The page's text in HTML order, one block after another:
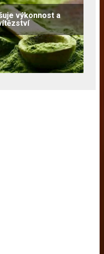
výkonnost a